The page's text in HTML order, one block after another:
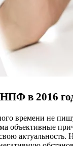
в 2016
времени не
объективные
актуальность.